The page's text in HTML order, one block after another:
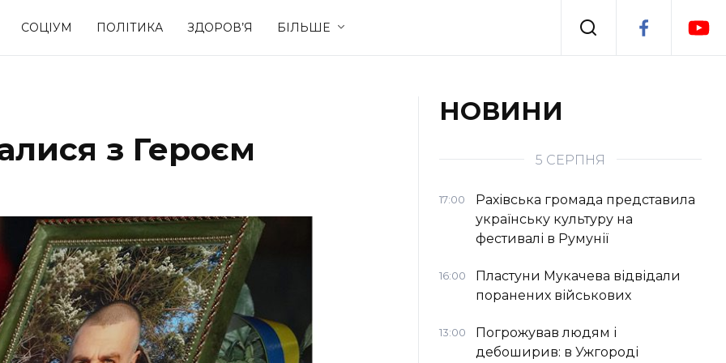
СОЦІУМ ПОЛІТИКА ЗДОРОВ’Я БІЛЬШЕ
Події
Спортз Героєм
НОВИНИ
5 СЕРПНЯ
17:00
Рахівська громада представила
українську культуру на
фестивалі в Румунії
16:00
Пластуни Мукачева відвідали
поранених військових
13:00
Погрожував людям і
дебоширив: в Ужгороді